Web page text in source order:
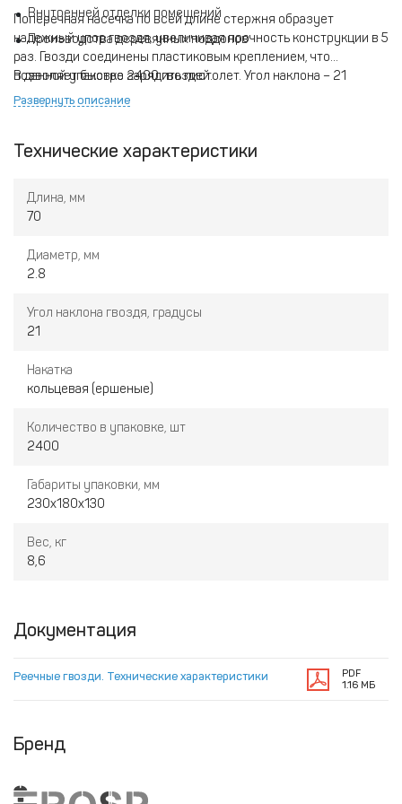
Внутренней отделки помещений
Производства деревянных поддонов
Поперечная насечка по всей длине стержня образует
надежный упор гвоздя, увеличивая прочность конструкции в 5
раз. Гвозди соединены пластиковым креплением, что
позволяет быстро зарядить пистолет. Угол наклона – 21
градус.
В данной упаковке 2400 гвоздей.
Развернуть описание
Технические характеристики
Длина, мм
70
Диаметр, мм
2.8
Угол наклона гвоздя, градусы
21
Накатка
кольцевая (ершеные)
Количество в упаковке, шт
2400
Габариты упаковки, мм
230х180х130
Вес, кг
8,6
Документация
Реечные гвозди. Технические характеристики
PDF
1.16 МБ
Бренд